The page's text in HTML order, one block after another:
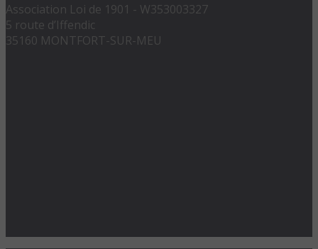
Association Loi de 1901 - W353003327
5 route d’Iffendic
35160 MONTFORT-SUR-MEU